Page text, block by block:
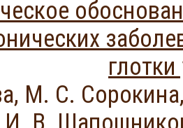
глотки
М. С.
И. В.